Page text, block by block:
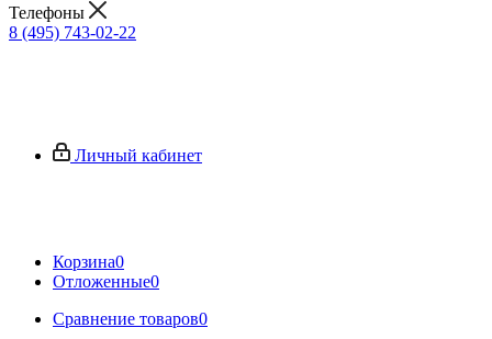
Телефоны
8 (495) 743-02-22
Личный кабинет
Корзина0
Отложенные0
Сравнение товаров0